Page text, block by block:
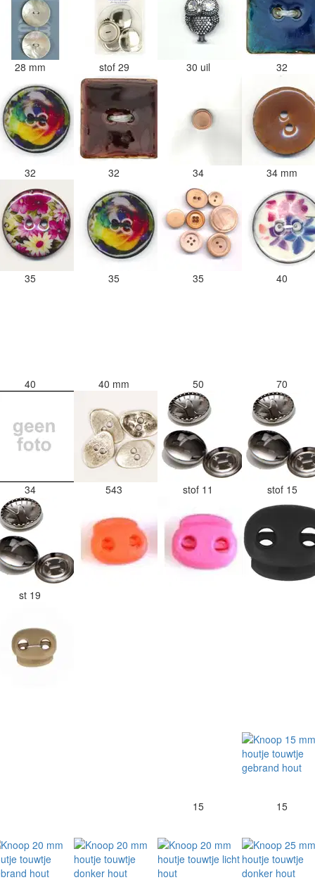
28 mm stof 29 30 uil 32
32 32 34 34 mm
35 35 35 40
40 40 mm 50 70
34 543 stof 11 stof 15
st 19
15 15